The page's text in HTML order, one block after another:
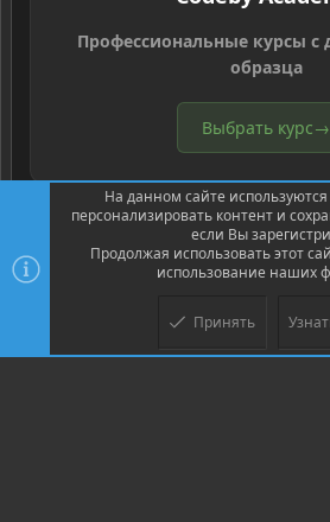
Профессиональные курсы с
образца
Выбрать курс→
Community platform by XenForo ® © 2010-
© Jason Axelrod of
На данном сайте
персонализировать контент и
если Вы
Продолжая использовать этот
использование наших
Принять